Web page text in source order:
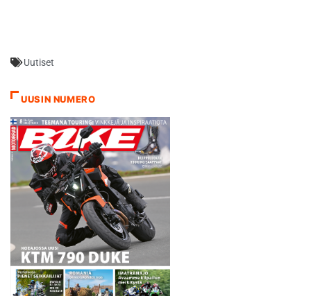
lukemat 1.56,00. Runsaasti
supertestin kiireisin kuljettaja
kakkosluokassa oli tämän
kauden jälkeen GasGas-
tiimin hyvästelevä ja
käytännössä mitalihaaveet
jo hukannut espanjalainen
Ivan Cervantes ajalla…
Uutiset
UUSIN NUMERO